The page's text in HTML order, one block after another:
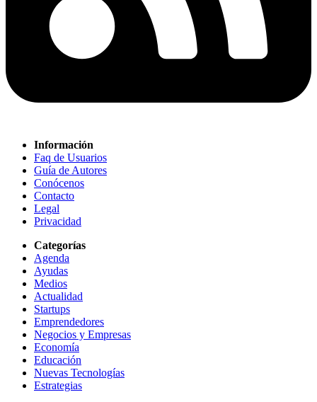
Información
Faq de Usuarios
Guía de Autores
Conócenos
Contacto
Legal
Privacidad
Categorías
Agenda
Ayudas
Medios
Actualidad
Startups
Emprendedores
Negocios y Empresas
Economía
Educación
Nuevas Tecnologías
Estrategias